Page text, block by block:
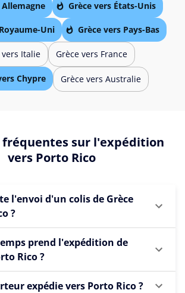
Allemagne Grèce vers États-Unis
Uni Grèce vers Pays-Bas
vers Italie Grèce vers France
Chypre Grèce vers Australie
fréquentes sur l'expédition
vers Porto Rico
l'envoi d'un colis de Grèce
?
prend l'expédition de
Rico ?
expédie vers Porto Rico ?